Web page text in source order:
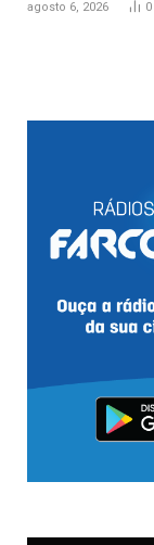
agosto 6, 2026 0